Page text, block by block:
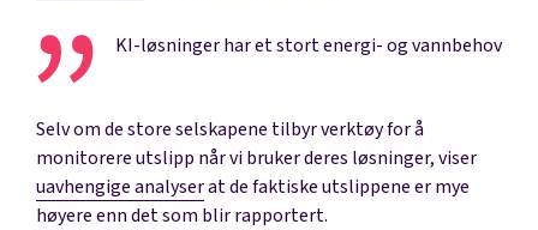
KI-løsninger har et stort energi- og vannbehov
Selv om de store selskapene tilbyr verktøy for å
monitorere utslipp når vi bruker deres løsninger, viser
uavhengige analyserat de faktiske utslippene er mye
høyere enn det som blir rapportert.